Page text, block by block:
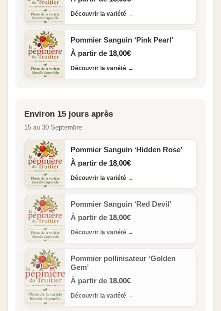
Découvrir la variété →
Pommier Sanguin ‘Pink Pearl’
À partir de 18,00€
Découvrir la variété →
Environ 15 jours après
15 au 30 Septembre
Pommier Sanguin ‘Hidden Rose’
À partir de 18,00€
Découvrir la variété →
Pommier Sanguin ‘Red Devil’
À partir de 18,00€
Découvrir la variété →
Pommier pollinisateur ‘Golden
Gem’
À partir de 18,00€
Découvrir la variété →